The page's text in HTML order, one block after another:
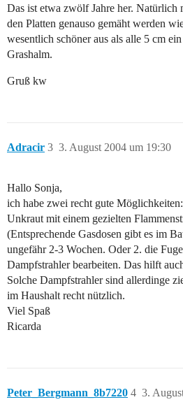
Das ist etwa zwölf Jahre her. Natürlich
den Platten genauso gemäht werden
wesentlich schöner aus als alle 5 cm
Grashalm.
Gruß kw
Adracir 3. August 2004 um 19:30
3
Hallo Sonja,
ich habe zwei recht gute
Unkraut mit einem gezielten
(Entsprechende Gasdosen gibt es im
ungefähr 2-3 Wochen. Oder 2. die
Dampfstrahler bearbeiten. Das hilft
Solche Dampfstrahler sind allerdinge
im Haushalt recht nützlich.
Viel Spaß
Ricarda
Peter_Bergmann_8b7220 3.
4